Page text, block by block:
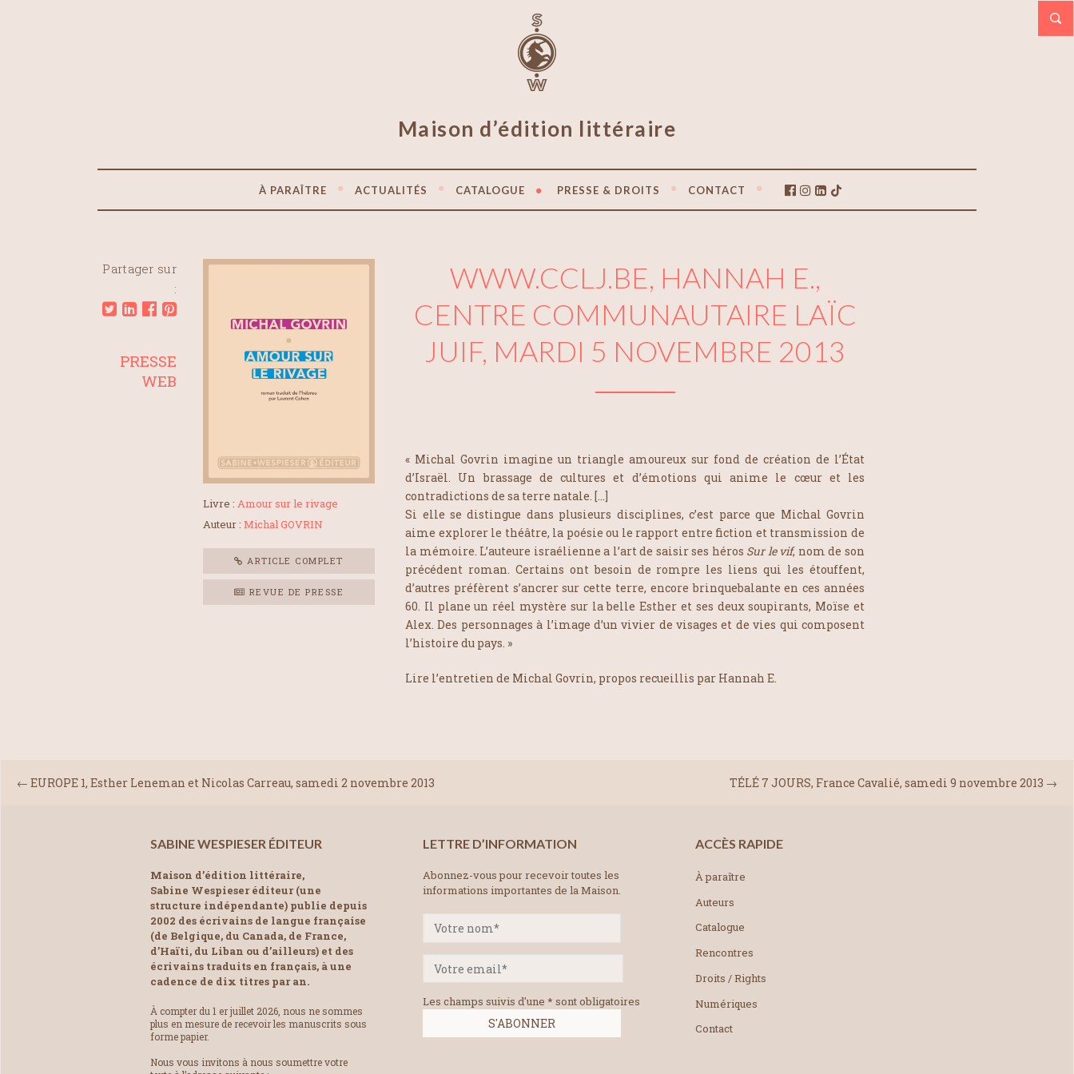
Maison d’édition littéraire
À PARAÎTRE ACTUALITÉS CATALOGUE PRESSE & DROITS CONTACT
Partager sur
:
Livre : Amour sur le rivage
Auteur : Michal GOVRIN
ARTICLE COMPLET
REVUE DE PRESSE
WWW.CCLJ.BE, HANNAH E.,
CENTRE COMMUNAUTAIRE LAÏC
JUIF, MARDI 5 NOVEMBRE 2013
« Michal Govrin imagine un triangle amoureux sur fond de création de l’État
d’Israël. Un brassage de cultures et d’émotions qui anime le cœur et les
contradictions de sa terre natale. […]
Si elle se distingue dans plusieurs disciplines, c’est parce que Michal Govrin
aime explorer le théâtre, la poésie ou le rapport entre fiction et transmission de
la mémoire. L’auteure israélienne a l’art de saisir ses héros Sur le vif, nom de son
précédent roman. Certains ont besoin de rompre les liens qui les étouffent,
d’autres préfèrent s’ancrer sur cette terre, encore brinquebalante en ces années
60. Il plane un réel mystère sur la belle Esther et ses deux soupirants, Moïse et
Alex. Des personnages à l’image d’un vivier de visages et de vies qui composent
l’histoire du pays. »
Lire l’entretien de Michal Govrin, propos recueillis par Hannah E.
PRESSE
WEB
TÉLÉ 7 JOURS, France Cavalié, samedi 9 novembre 2013 →
← EUROPE 1, Esther Leneman et Nicolas Carreau, samedi 2 novembre 2013
SABINE WESPIESER ÉDITEUR
Maison d’édition littéraire,
Sabine Wespieser éditeur (une
structure indépendante) publie depuis
2002 des écrivains de langue française
(de Belgique, du Canada, de France,
d’Haïti, du Liban ou d’ailleurs) et des
écrivains traduits en français, à une
cadence de dix titres par an.
À compter du 1 er juillet 2026, nous ne sommes
plus en mesure de recevoir les manuscrits sous
forme papier.
Nous vous invitons à nous soumettre votre
LETTRE D’INFORMATION
Abonnez-vous pour recevoir toutes les
informations importantes de la Maison.
Les champs suivis d'une * sont obligatoires
ACCÈS RAPIDE
À paraître
Auteurs
Catalogue
Rencontres
Droits / Rights
Numériques
Contact